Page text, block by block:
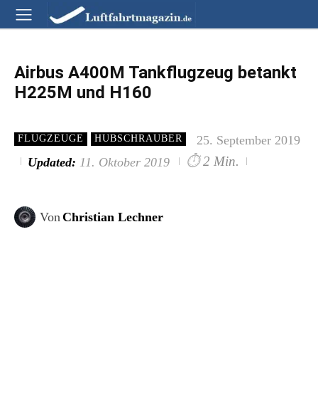
Airbus A400M Tankflugzeug betankt
H225M und H160
FLUGZEUGE HUBSCHRAUBER
25. September 2019
Updated: 11. Oktober 2019 ⏱ 2 Min.
VonChristian Lechner